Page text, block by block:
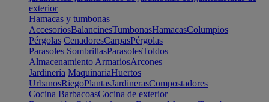
exterior
Hamacas y tumbonas
AccesoriosBalancinesTumbonasHamacasColumpios
Pérgolas CenadoresCarpasPérgolas
Parasoles SombrillasParasolesToldos
Almacenamiento ArmariosArcones
Jardinería MaquinariaHuertos
UrbanosRiegoPlantasJardinerasCompostadores
Cocina BarbacoasCocina de exterior